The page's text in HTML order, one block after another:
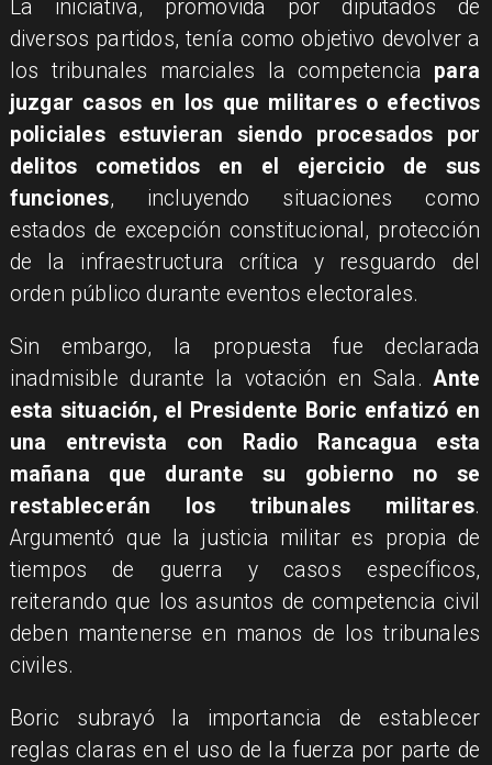
La iniciativa, promovida por diputados de
diversos partidos, tenía como objetivo devolver a
los tribunales marciales la competencia para
juzgar casos en los que militares o efectivos
policiales estuvieran siendo procesados por
delitos cometidos en el ejercicio de sus
funciones, incluyendo situaciones como
estados de excepción constitucional, protección
de la infraestructura crítica y resguardo del
orden público durante eventos electorales.
Sin embargo, la propuesta fue declarada
inadmisible durante la votación en Sala.Ante
esta situación, el Presidente Boric enfatizó en
una entrevista con Radio Rancagua esta
mañana que durante su gobierno no se
restablecerán los tribunales militares.
Argumentó que la justicia militar es propia de
tiempos de guerra y casos específicos,
reiterando que los asuntos de competencia civil
deben mantenerse en manos de los tribunales
civiles.
Boric subrayó la importancia de establecer
reglas claras en el uso de la fuerza por parte de